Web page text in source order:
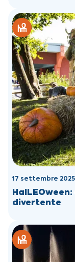
17 settembre 2025
divertente